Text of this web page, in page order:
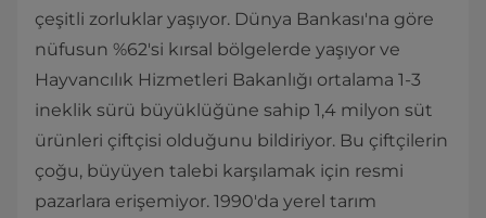
çeşitli zorluklar yaşıyor. Dünya Bankası'na göre
nüfusun %62'si kırsal bölgelerde yaşıyor ve
Hayvancılık Hizmetleri Bakanlığı ortalama 1-3
ineklik sürü büyüklüğüne sahip 1,4 milyon süt
ürünleri çiftçisi olduğunu bildiriyor. Bu çiftçilerin
çoğu, büyüyen talebi karşılamak için resmi
pazarlara erişemiyor. 1990'da yerel tarım